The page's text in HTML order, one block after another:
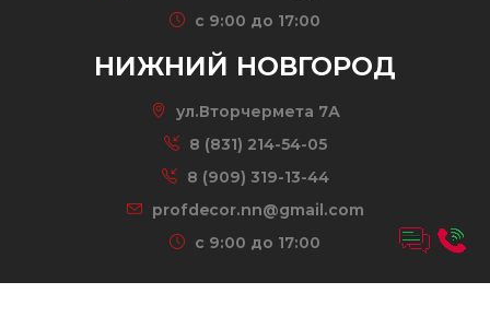
c 9:00 до 17:00
НИЖНИЙ НОВГОРОД
ул.Вторчермета 7А
8 (831) 214-54-05
8 (909) 319-13-44
profdecor.nn@gmail.com
c 9:00 до 17:00